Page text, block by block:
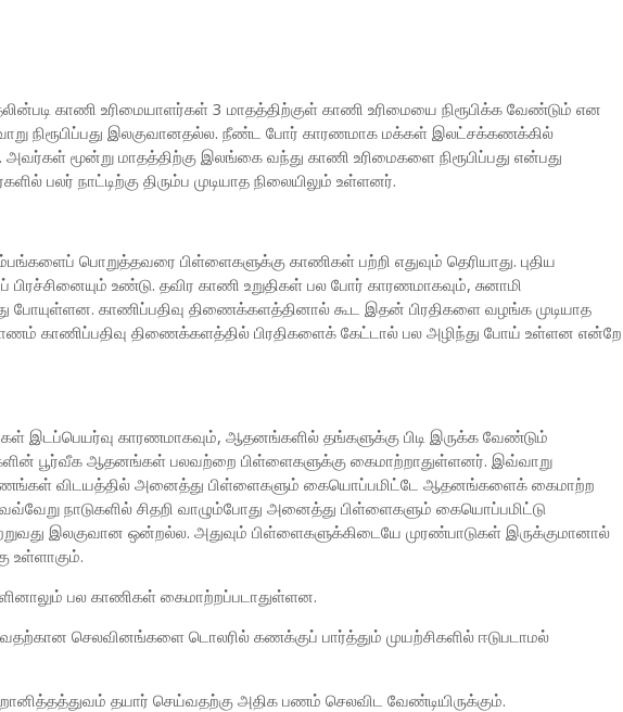
காணி உரிமையாளர்கள் 3 மாதத்திற்குள் காணி உரிமையை நிரூபிக்க வேண்டும் என
நிரூபிப்பது இலகுவானதல்ல. நீண்ட போர் காரணமாக மக்கள் இலட்சக்கணக்கில்
மூன்று மாதத்திற்கு இலங்கை வந்து காணி உரிமைகளை நிரூபிப்பது என்பது
பலர் நாட்டிற்கு திரும்ப முடியாத நிலையிலும் உள்ளனர்.
பொறுத்தவரை பிள்ளைகளுக்கு காணிகள் பற்றி எதுவும் தெரியாது. புதிய
உண்டு. தவிர காணி உறுதிகள் பல போர் காரணமாகவும், சுனாமி
போயுள்ளன. காணிப்பதிவு திணைக்களத்தினால் கூட இதன் பிரதிகளை வழங்க முடியாத
காணிப்பதிவு திணைக்களத்தில் பிரதிகளைக் கேட்டால் பல அழிந்து போய் உள்ளன என்றே
இடப்பெயர்வு காரணமாகவும், ஆதனங்களில் தங்களுக்கு பிடி இருக்க வேண்டும்
பூர்வீக ஆதனங்கள் பலவற்றை பிள்ளைகளுக்கு கைமாற்றாதுள்ளனர். இவ்வாறு
விடயத்தில் அனைத்து பிள்ளைகளும் கையொப்பமிட்டே ஆதனங்களைக் கைமாற்ற
நாடுகளில் சிதறி வாழும்போது அனைத்து பிள்ளைகளும் கையொப்பமிட்டு
இலகுவான ஒன்றல்ல. அதுவும் பிள்ளைகளுக்கிடையே முரண்பாடுகள் இருக்குமானால்
உள்ளாகும்.
பல காணிகள் கைமாற்றப்படாதுள்ளன.
செலவினங்களை டொலரில் கணக்குப் பார்த்தும் முயற்சிகளில் ஈடுபடாமல்
தயார் செய்வதற்கு அதிக பணம் செலவிட வேண்டியிருக்கும்.